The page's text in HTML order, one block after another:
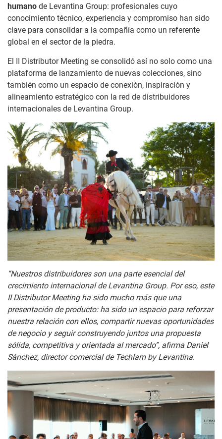
humano de Levantina Group: profesionales cuyo
conocimiento técnico, experiencia y compromiso han sido
clave para consolidar a la compañía como un referente
global en el sector de la piedra.
El II Distributor Meeting se consolidó así no solo como una
plataforma de lanzamiento de nuevas colecciones, sino
también como un espacio de conexión, inspiración y
alineamiento estratégico con la red de distribuidores
internacionales de Levantina Group.
“Nuestros distribuidores son una parte esencial del
crecimiento internacional de Levantina Group. Por eso, este
II Distributor Meeting ha sido mucho más que una
presentación de producto: ha sido un espacio para reforzar
nuestra relación con ellos, compartir nuevas oportunidades
de negocio y seguir construyendo juntos una propuesta
sólida, competitiva y orientada al mercado”, afirma Daniel
Sánchez, director comercial de Techlam by Levantina.